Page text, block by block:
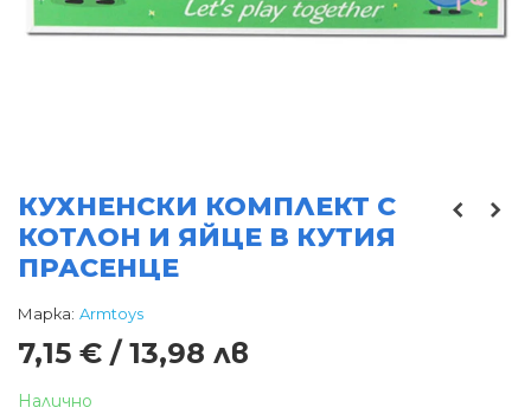
КУХНЕНСКИ КОМПЛЕКТ С
КОТЛОН И ЯЙЦЕ В КУТИЯ
ПРАСЕНЦЕ
Марка: Armtoys
7,15 € / 13,98 лв
Налично